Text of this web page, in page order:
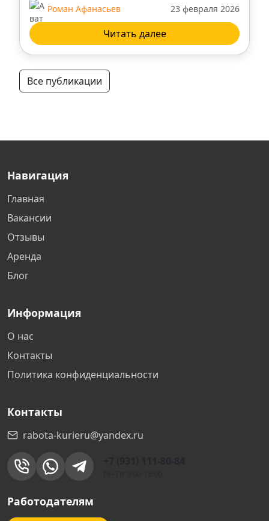
Новосибирск
Тверь
Самара
Новороссийск
Адлер
Челябинск
Архангельск
Роман Афанасьев 23 февраля 2026
Читать далее
Все публикации
Навигация
Главная
Вакансии
Отзывы
Аренда
Блог
Информация
О нас
Контакты
Политика конфиденциальности
Контакты
rabota-kurieru@yandex.ru
Работодателям